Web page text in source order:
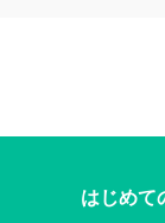
はじめて